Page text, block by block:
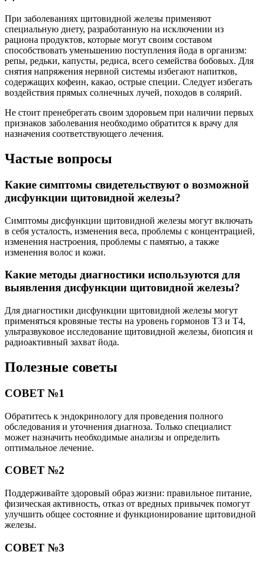
При заболеваниях щитовидной железы применяют
специальную диету, разработанную на исключении из
рациона продуктов, которые могут своим составом
способствовать уменьшению поступления йода в организм:
репы, редьки, капусты, редиса, всего семейства бобовых. Для
снятия напряжения нервной системы избегают напитков,
содержащих кофеин, какао, острые специи. Следует избегать
воздействия прямых солнечных лучей, походов в солярий.
Не стоит пренебрегать своим здоровьем при наличии первых
признаков заболевания необходимо обратится к врачу для
назначения соответствующего лечения.
Частые вопросы
Какие симптомы свидетельствуют о возможной
дисфункции щитовидной железы?
Симптомы дисфункции щитовидной железы могут включать
в себя усталость, изменения веса, проблемы с концентрацией,
изменения настроения, проблемы с памятью, а также
изменения волос и кожи.
Какие методы диагностики используются для
выявления дисфункции щитовидной железы?
Для диагностики дисфункции щитовидной железы могут
применяться кровяные тесты на уровень гормонов Т3 и Т4,
ультразвуковое исследование щитовидной железы, биопсия и
радиоактивный захват йода.
Полезные советы
СОВЕТ №1
Обратитесь к эндокринологу для проведения полного
обследования и уточнения диагноза. Только специалист
может назначить необходимые анализы и определить
оптимальное лечение.
СОВЕТ №2
Поддерживайте здоровый образ жизни: правильное питание,
физическая активность, отказ от вредных привычек помогут
улучшить общее состояние и функционирование щитовидной
железы.
СОВЕТ №3